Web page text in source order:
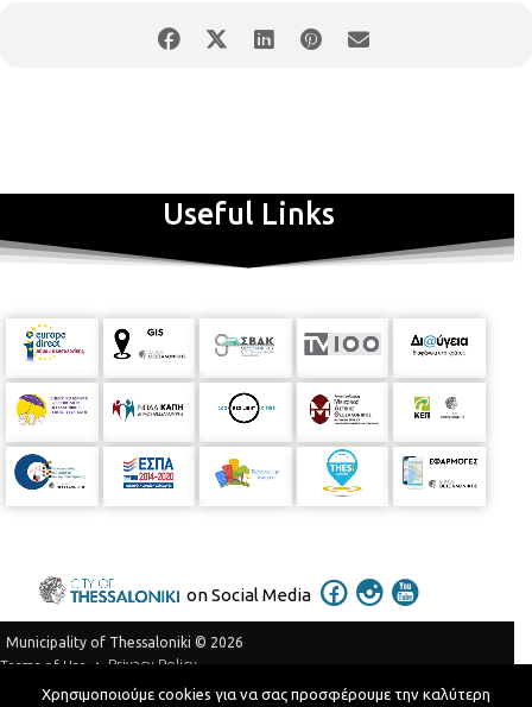
Useful Links
on Social Media
Municipality of Thessaloniki © 2026
Terms of Use
Privacy Policy
Telephone Catalog
Χρησιμοποιούμε cookies για να σας προσφέρουμε την καλύτερη